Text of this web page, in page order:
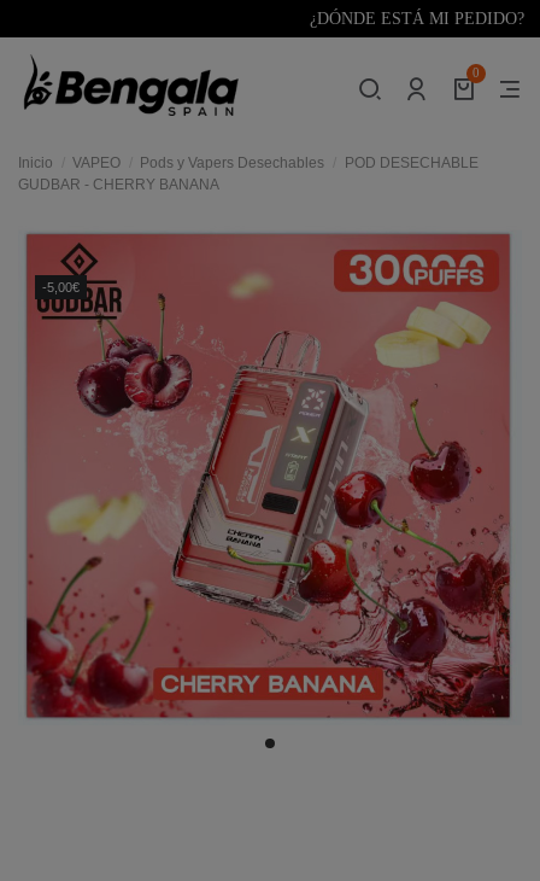
¿DÓNDE ESTÁ MI PEDIDO?
0
Inicio VAPEO Pods y Vapers Desechables
POD DESECHABLE
GUDBAR - CHERRY BANANA
-5,00€